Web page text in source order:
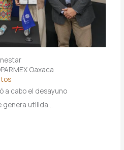
Oaxaca
a cabo el desayuno
genera utilida…